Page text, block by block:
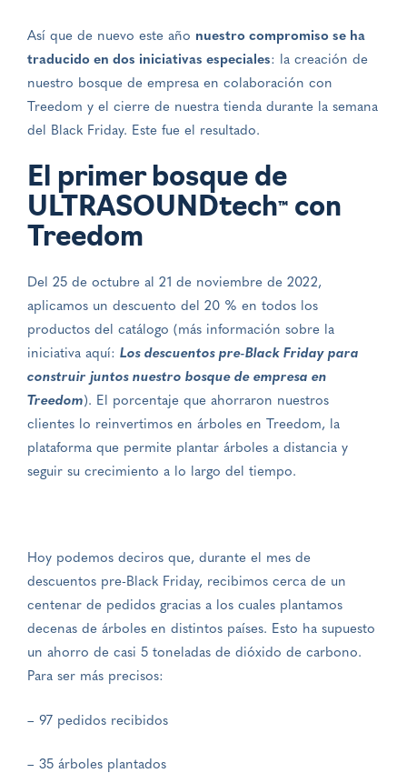
Así que de nuevo este año nuestro compromiso se ha
traducido en dos iniciativas especiales: la creación de
nuestro bosque de empresa en colaboración con
Treedom y el cierre de nuestra tienda durante la semana
del Black Friday. Este fue el resultado.
El primer bosque de
ULTRASOUNDtech™
con
Treedom
Del 25 de octubre al 21 de noviembre de 2022,
aplicamos un descuento del 20 % en todos los
productos del catálogo (más información sobre la
iniciativa aquí: Los descuentos pre-Black Friday para
construir juntos nuestro bosque de empresa en
Treedom). El porcentaje que ahorraron nuestros
clientes lo reinvertimos en árboles en Treedom, la
plataforma que permite plantar árboles a distancia y
seguir su crecimiento a lo largo del tiempo.
Hoy podemos deciros que, durante el mes de
descuentos pre-Black Friday, recibimos cerca de un
centenar de pedidos gracias a los cuales plantamos
decenas de árboles en distintos países. Esto ha supuesto
un ahorro de casi 5 toneladas de dióxido de carbono.
Para ser más precisos:
– 97 pedidos recibidos
– 35 árboles plantados